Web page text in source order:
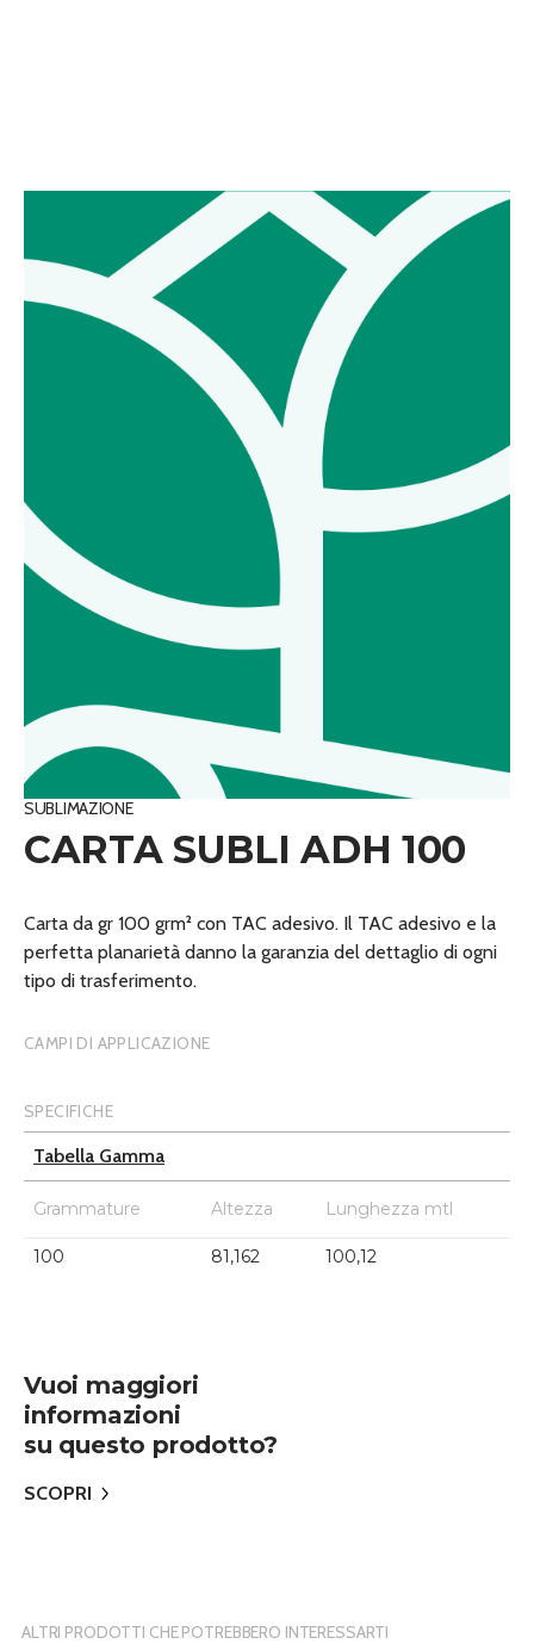
SUBLIMAZIONE
CARTA SUBLI ADH 100
Carta da gr 100 grm² con TAC adesivo. Il TAC adesivo e la
perfetta planarietà danno la garanzia del dettaglio di ogni
tipo di trasferimento.
CAMPI DI APPLICAZIONE
SPECIFICHE
Tabella Gamma
Grammature Altezza Lunghezza mtl
100 81,162 100,12
Vuoi maggiori
informazioni
su questo prodotto?
SCOPRI
ALTRI PRODOTTI CHE POTREBBERO INTERESSARTI